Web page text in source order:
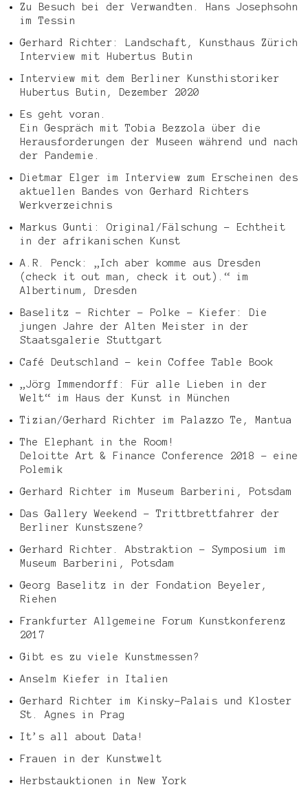
Zu Besuch bei der Verwandten. Hans Josephsohn
im Tessin
Gerhard Richter: Landschaft, Kunsthaus Zürich
Interview mit Hubertus Butin
Interview mit dem Berliner Kunsthistoriker
Hubertus Butin, Dezember 2020
Es geht voran.
Ein Gespräch mit Tobia Bezzola über die
Herausforderungen der Museen während und nach
der Pandemie.
Dietmar Elger im Interview zum Erscheinen des
aktuellen Bandes von Gerhard Richters
Werkverzeichnis
Markus Gunti: Original/Fälschung – Echtheit
in der afrikanischen Kunst
A.R. Penck: „Ich aber komme aus Dresden
(check it out man, check it out).“ im
Albertinum, Dresden
Baselitz – Richter – Polke – Kiefer: Die
jungen Jahre der Alten Meister in der
Staatsgalerie Stuttgart
Café Deutschland – kein Coffee Table Book
„Jörg Immendorff: Für alle Lieben in der
Welt“ im Haus der Kunst in München
Tizian/Gerhard Richter im Palazzo Te, Mantua
The Elephant in the Room!
Deloitte Art & Finance Conference 2018 – eine
Polemik
Gerhard Richter im Museum Barberini, Potsdam
Das Gallery Weekend – Trittbrettfahrer der
Berliner Kunstszene?
Gerhard Richter. Abstraktion – Symposium im
Museum Barberini, Potsdam
Georg Baselitz in der Fondation Beyeler,
Riehen
Frankfurter Allgemeine Forum Kunstkonferenz
2017
Gibt es zu viele Kunstmessen?
Anselm Kiefer in Italien
Gerhard Richter im Kinsky-Palais und Kloster
St. Agnes in Prag
It’s all about Data!
Frauen in der Kunstwelt
Herbstauktionen in New York